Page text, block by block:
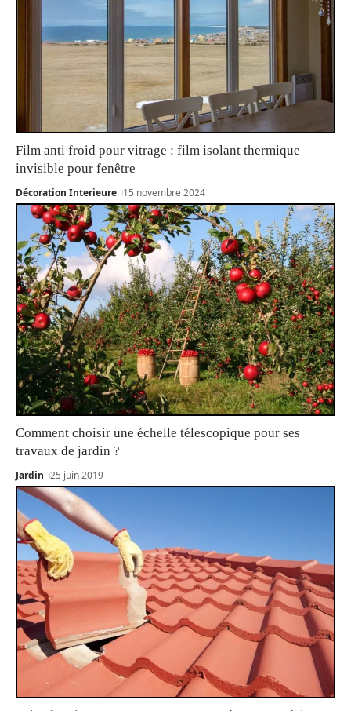
Film anti froid pour vitrage : film isolant thermique
invisible pour fenêtre
Décoration Interieure 15 novembre 2024
Comment choisir une échelle télescopique pour ses
travaux de jardin ?
Jardin 25 juin 2019